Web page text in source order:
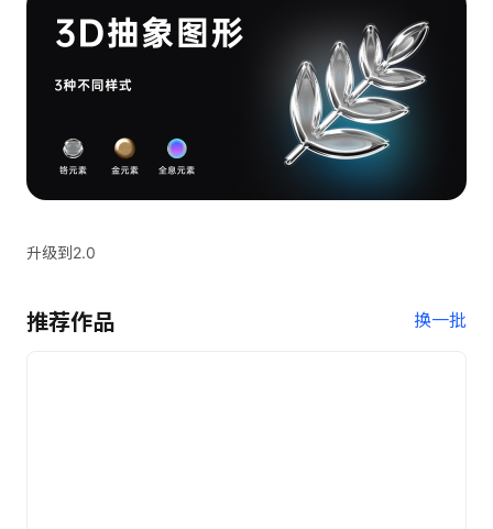
升级到2.0
推荐作品 换一批